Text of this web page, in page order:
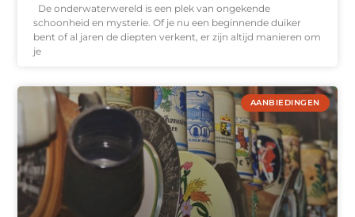
De onderwaterwereld is een plek van ongekende
schoonheid en mysterie. Of je nu een beginnende duiker
bent of al jaren de diepten verkent, er zijn altijd manieren om
je
AANBIEDINGEN